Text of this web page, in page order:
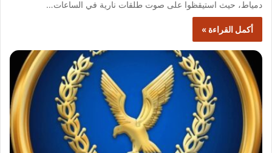
دمياط، حيث استيقظوا على صوت طلقات نارية في الساعات…
أكمل القراءة »